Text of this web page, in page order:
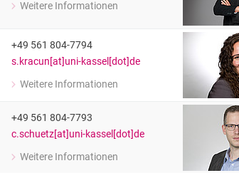
Weitere Informationen
zu Tameem Kisieh (M.Sc.)
+49 561 804-7794
s.kracun[at]uni-kassel[dot]de
Weitere Informationen
zu Stefanie Kracun (M.Sc.)
+49 561 804-7793
c.schuetz[at]uni-kassel[dot]de
Weitere Informationen
zu Christian Schütz (M.Sc.)